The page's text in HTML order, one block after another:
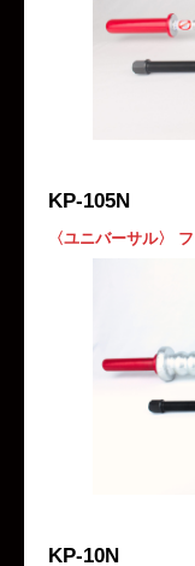
KP-105N
〈ユニバーサル〉
KP-10N